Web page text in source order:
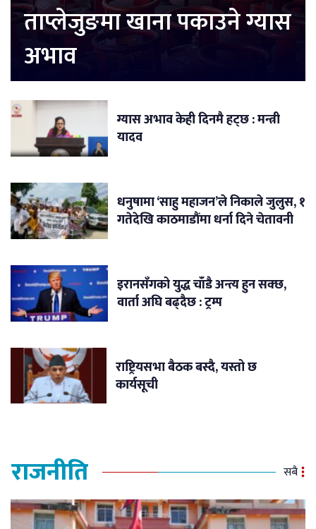
ताप्लेजुङमा खाना पकाउने ग्यास
अभाव
ग्यास अभाव केही दिनमै हट्छ : मन्त्री
यादव
धनुषामा ‘साहु महाजन’ले निकाले जुलुस, १
गतेदेखि काठमाडौंमा धर्ना दिने चेतावनी
इरानसँगको युद्ध चाँडै अन्त्य हुन सक्छ,
वार्ता अघि बढ्दैछ : ट्रम्प
राष्ट्रियसभा बैठक बस्दै, यस्तो छ
कार्यसूची
राजनीति सबै